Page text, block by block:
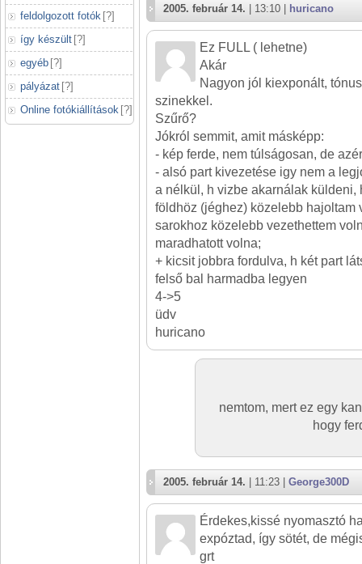
feldolgozott fotók [?]
így készült [?]
egyéb [?]
pályázat [?]
Online fotókiállítások [?]
2005. február 14. | 13:10 | huricano
Ez FULL ( lehetne)
Akár
Nagyon jól kiexponált,
szinekkel.
Szűrő?
Jókról semmit, amit másképp:
- kép ferde, nem túlságosan, de
- alsó part kivezetése igy nem a
a nélkül, h vizbe akarnálak küldeni,
földhöz (jéghez) közelebb hajoltam
sarokhoz közelebb vezethettem
maradhatott volna;
+ kicsit jobbra fordulva, h két part
felső bal harmadba legyen
4->5
üdv
huricano
nemtom, mert ez egy
hogy
2005. február 14. | 11:23 | George300D
Érdekes,kissé nyomasztó
expóztad, így sötét, de
grt